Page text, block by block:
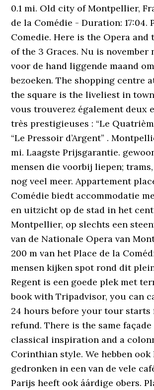
0.1 mi. Old city of Montpellier,
de la Comédie - Duration: 17:04.
Comedie. Here is the Opera and
of the 3 Graces. Nu is november
voor de hand liggende maand
bezoeken. The shopping centre
the square is the liveliest in
vous trouverez également deux
très prestigieuses : “Le
“Le Pressoir d’Argent” .
mi. Laagste Prijsgarantie.
mensen die voorbij liepen;
nog veel meer. Appartement
Comédie biedt accommodatie
en uitzicht op de stad in het
Montpellier, op slechts een
van de Nationale Opera van
200 m van het Place de la
mensen kijken spot rond dit
Regent is een goede plek met
book with Tripadvisor, you can
24 hours before your tour
refund. There is the same
classical inspiration and a
Corinthian style. We hebben ook
gedronken in een van de vele
Parijs heeft ook áárdige obers.